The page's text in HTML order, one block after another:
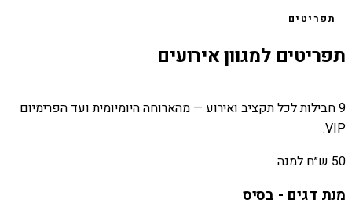
תפריטים
תפריטים למגוון אירועים
9 חבילות לכל תקציב ואירוע — מהארוחה היומיומית ועד הפרימיום
VIP.
50 ש״ח למנה
מנת דגים - בסיס